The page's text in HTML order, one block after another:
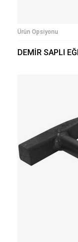
Ürün Opsiyonu
DEMİR SAPLI